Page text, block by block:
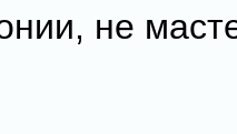
не